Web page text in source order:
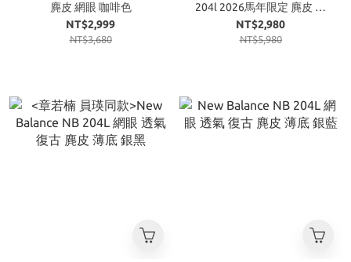
麂皮 網眼 咖啡色
NT$2,999
NT$3,680
204l 2026馬年限定 麂皮 摩
卡咖啡
NT$2,980
NT$5,980